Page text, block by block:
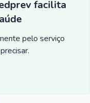
facilita
pelo serviço